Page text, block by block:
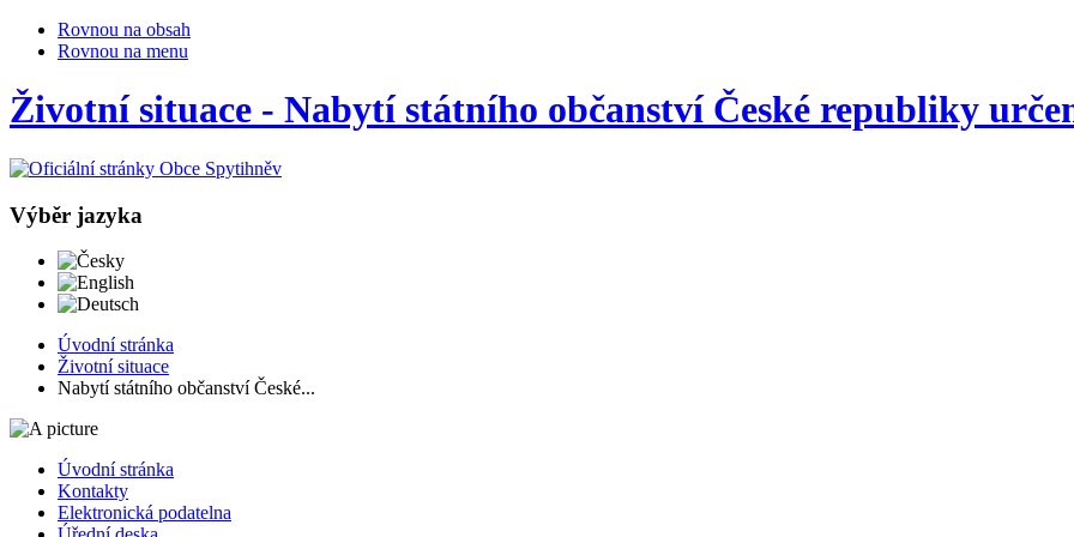
Rovnou na obsah
Rovnou na menu
Životní situace - Nabytí státního občanství České republiky
Výběr jazyka
Česky
Úvodní stránka
Životní situace
Nabytí státního občanství České...
Úvodní stránka
Kontakty
Elektronická podatelna